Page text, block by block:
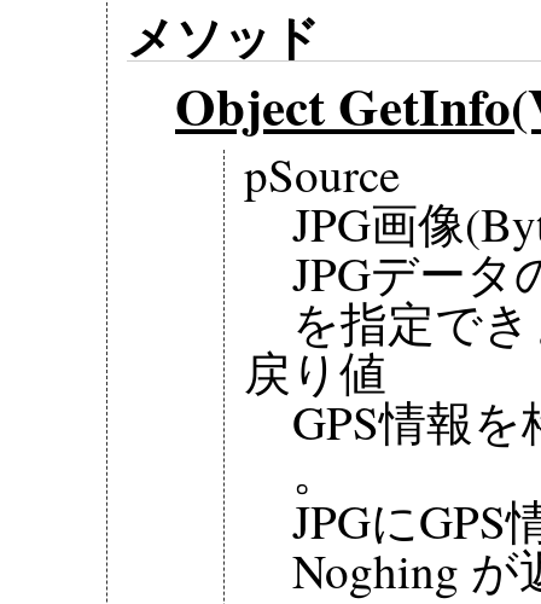
メソッド
Object
pSource
JPG画像
JPGデー
を指定で
戻り値
GPS情報
。
JPGに
Noghing